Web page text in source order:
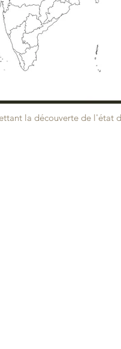
la découverte de l'état